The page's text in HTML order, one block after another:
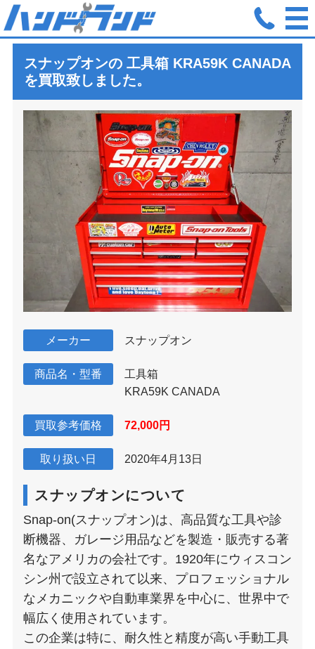
ホーム 買取実績 スナップオン 工具箱 トップチェスト
スナップオンの 工具箱 KRA59K CANADA
を買取致しました。
メーカー スナップオン
商品名・型番
工具箱
KRA59K CANADA
買取参考価格 72,000円
取り扱い日 2020年4月13日
スナップオンについて
Snap-on(スナップオン)は、高品質な工具や診
断機器、ガレージ用品などを製造・販売する著
名なアメリカの会社です。1920年にウィスコン
シン州で設立されて以来、プロフェッショナル
なメカニックや自動車業界を中心に、世界中で
幅広く使用されています。
この企業は特に、耐久性と精度が高い手動工具